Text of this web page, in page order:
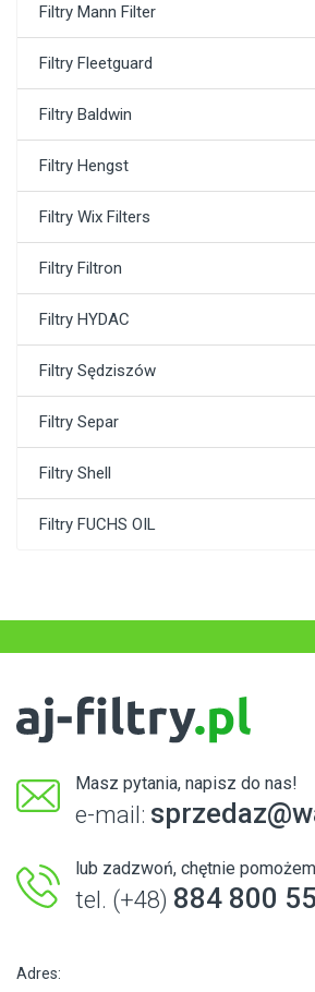
Filtry Mann Filter
Filtry Fleetguard
Filtry Baldwin
Filtry Hengst
Filtry Wix Filters
Filtry Filtron
Filtry HYDAC
Filtry Sędziszów
Filtry Separ
Filtry Shell
Filtry FUCHS OIL
Masz pytania, napisz do nas!
e-mail:
lub zadzwoń, chętnie
tel. (+48) 884 800
Adres: